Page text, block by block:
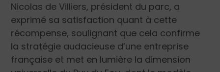
Nicolas de Villiers, président du parc, a
exprimé sa satisfaction quant à cette
récompense, soulignant que cela confirme
la stratégie audacieuse d’une entreprise
française et met en lumière la dimension